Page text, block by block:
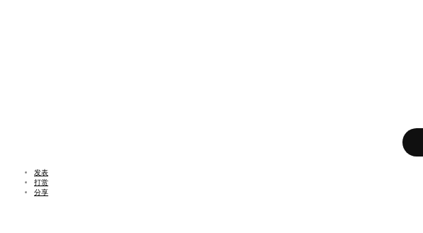
发表
打赏
分享